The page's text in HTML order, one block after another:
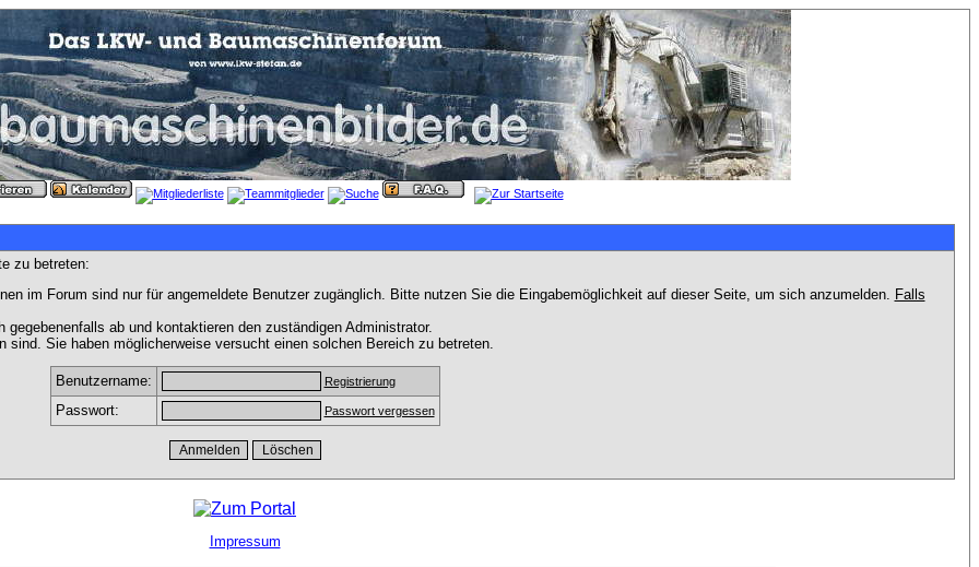
zu betreten:
im Forum sind nur für angemeldete Benutzer zugänglich. Bitte nutzen Sie die Eingabemöglichkeit auf dieser Seite, um sich anzumelden. Falls
ab und kontaktieren den zuständigen Administrator.
Sie haben möglicherweise versucht einen solchen Bereich zu betreten.
Benutzername: Registrierung
Passwort: Passwort vergessen
Impressum